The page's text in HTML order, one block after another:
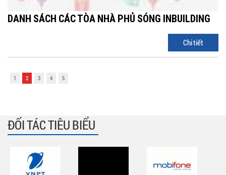
DANH SÁCH CÁC TÒA NHÀ PHỦ SÓNG INBUILDING
Chi tiết
1 2 3 4 5
ĐỐI TÁC TIÊU BIỂU